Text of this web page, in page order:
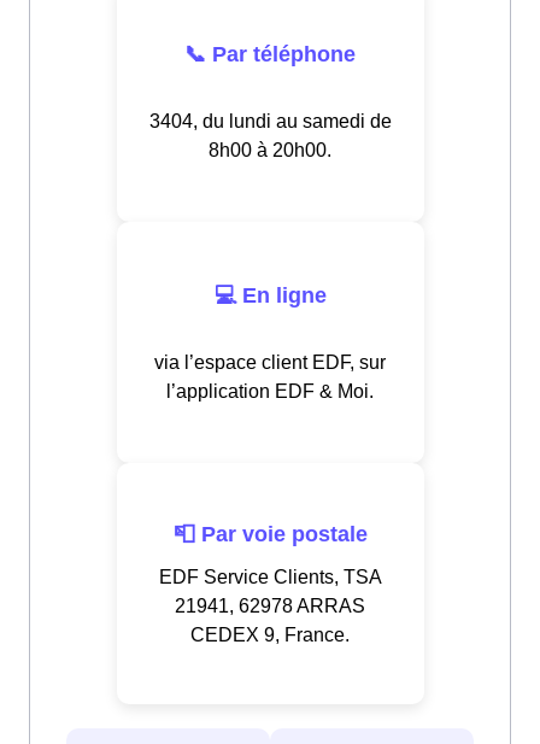
📞 Par téléphone
3404, du lundi au samedi de
8h00 à 20h00.
💻 En ligne
via l’espace client EDF, sur
l’application EDF & Moi.
📮 Par voie postale
EDF Service Clients, TSA
21941, 62978 ARRAS
CEDEX 9, France.